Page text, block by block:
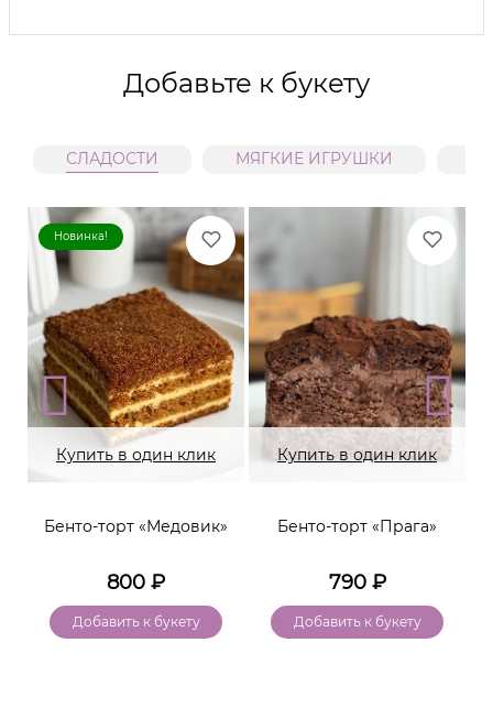
Добавьте к букету
СЛАДОСТИ МЯГКИЕ ИГРУШКИ
Новинка!
Купить в один клик
Бенто-торт «Медовик»
800 ₽
Добавить к букету
Купить в один клик
Бенто-торт «Прага»
790₽
Добавить к букету